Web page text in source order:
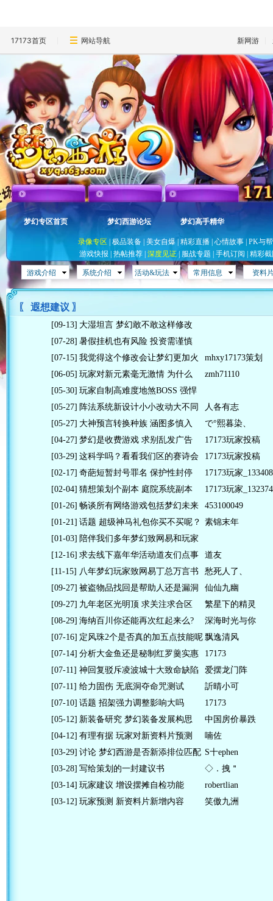
17173首页 网站导航 新网游
梦幻专区首页 梦幻西游论坛 梦幻高手精华
录像专区 极品装备 美女自爆| 精彩直播 心情故事 PK与
游戏快报
热帖推荐 深度见证 服战专题 手机订阅 精彩
游戏介绍 系统介绍 活动&玩法 常用信息 资料
〖 遐想建议 〗
[09-13] 大湿坦言 梦幻敢不敢这样修改
[07-28] 暑假挂机也有风险 投资需谨慎
[07-15] 我觉得这个修改会让梦幻更加火
mhxy17173策划
[06-05] 玩家对新元素毫无激情 为什么
zmh71110
[05-30] 玩家自制高难度地煞BOSS 强悍
[05-27] 阵法系统新设计小小改动大不同
人各有志
[05-27] 大神预言转换种族 涵图多慎入
で°熙暮染、
[04-27] 梦幻是收费游戏 求别乱发广告
17173玩家投稿
[03-29] 这科学吗？看看我们区的赛诗会
17173玩家投稿
[02-17] 奇葩短暂封号罪名 保护性封停
17173玩家
[02-04] 猜想策划个副本 庭院系统副本
17173玩家
[01-26] 畅谈所有网络游戏包括梦幻未来
453100049
[01-21] 话题 超级神马礼包你买不买呢？ 素锦末年
[01-03] 陪伴我们多年梦幻致网易和玩家
[12-16] 求去线下嘉年华活动道友们点事
道友
[11-15] 八年梦幻玩家致网易丁总万言书
愁死人了、
[09-27] 被盗物品找回是帮助人还是漏洞
仙仙九幽
[09-27] 九年老区光明顶 求关注求合区
繁星下的精灵
[08-29] 海纳百川你还能再次红起来么?
深海时光与你
[07-16] 定风珠2个是否真的加五点技能呢 飘逸清风
[07-14] 分析大金鱼还是秘制红罗羹实惠
17173
[07-11] 神回复驳斥凌波城十大致命缺陷
爱摆龙门阵
[07-11] 给力固伤 无底洞夺命咒测试
訢晴小可
[07-10] 话题 招架强力调整影响大吗
17173
[05-12] 新装备研究 梦幻装备发展构思
中国房价暴跌
[04-12] 有理有据 玩家对新资料片预测
喃佐
[03-29] 讨论 梦幻西游是否新添排位匹配 S十ephen
[03-28] 写给策划的一封建议书
◇．拽＂
[03-14] 玩家建议 增设摆摊自检功能
robertlian
[03-12] 玩家预测 新资料片新增内容 笑傲九洲